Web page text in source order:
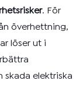
. För
överhettning,
löser ut i
skada elektriska